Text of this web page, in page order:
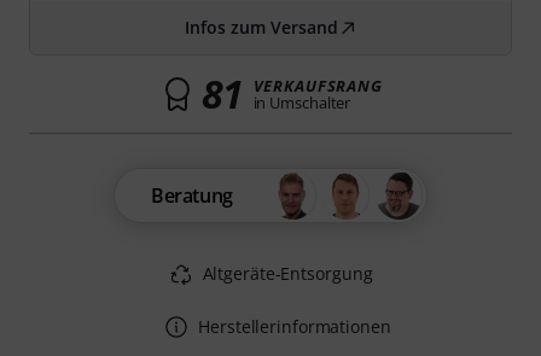
Infos zum Versand
81 VERKAUFSRANG
in Umschalter
Beratung
Altgeräte-Entsorgung
Herstellerinformationen